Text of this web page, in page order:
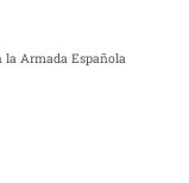
la Armada Española